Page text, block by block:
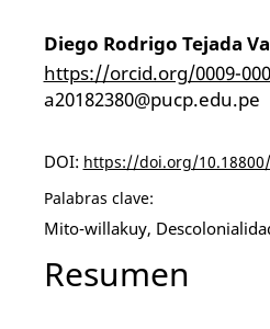
Diego Rodrigo Tejada
https://orcid.org/0009-
a20182380@pucp.edu.pe
DOI: https://doi.org/10.18800/
Palabras clave:
Mito-willakuy,
Resumen